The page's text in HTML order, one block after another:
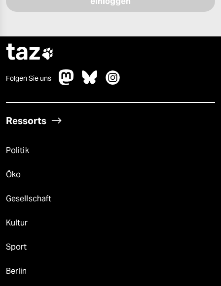
taz
Folgen Sie uns
Ressorts
Politik
Öko
Gesellschaft
Kultur
Sport
Berlin